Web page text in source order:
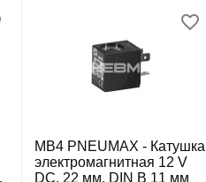
MB4 PNEUMAX - Катушка
электромагнитная 12 V
DC, 22 мм, DIN B 11 мм